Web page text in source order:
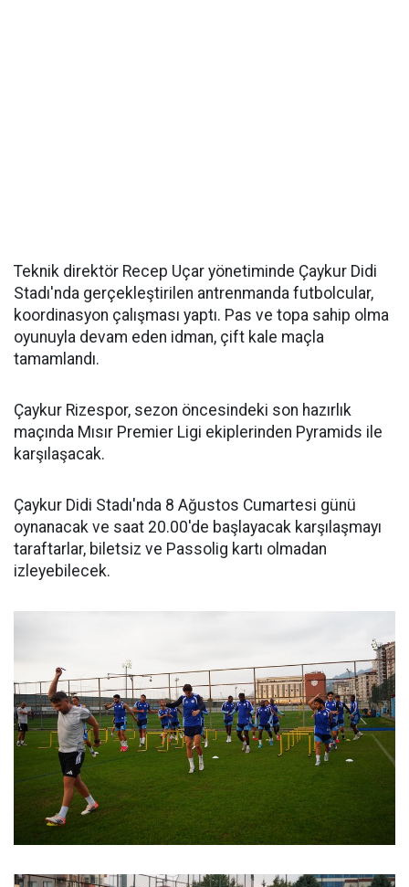
Teknik direktör Recep Uçar yönetiminde Çaykur Didi
Stadı'nda gerçekleştirilen antrenmanda futbolcular,
koordinasyon çalışması yaptı. Pas ve topa sahip olma
oyunuyla devam eden idman, çift kale maçla
tamamlandı.
Çaykur Rizespor, sezon öncesindeki son hazırlık
maçında Mısır Premier Ligi ekiplerinden Pyramids ile
karşılaşacak.
Çaykur Didi Stadı'nda 8 Ağustos Cumartesi günü
oynanacak ve saat 20.00'de başlayacak karşılaşmayı
taraftarlar, biletsiz ve Passolig kartı olmadan
izleyebilecek.